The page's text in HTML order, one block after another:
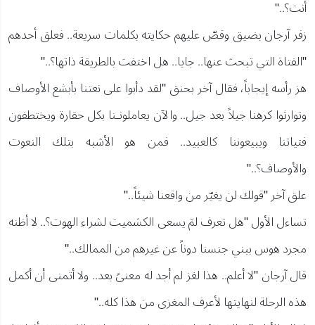
أنت؟.."
زفر آرجان بضيق وقصّ عليهم حكايته بكلمات سريعة.. فعلق أحدهم
"الفتاة التي تبحث عنها.. جايا.. هل اختفت بالطريقة ذاتها؟.."
هز رأسه إيجاباً، فقال آخر بحنق "لقد دأبوا على نعتنا بأبشع الأوصاف
وتوارثوا كرهنا جيلاً بعد جيل.. والآن يعاملونـنا بكل حقارة ويختطفون
فتياتنا ويبيعوننا كالعبيد.. فمن هو الأشبه بتلك النعوت
والأوصاف؟.."
علق آخر "قولك لن يغيّر من واقعنا شيئاً.."
تساءل الأول "هل تعرف لمَ يسعى الكشميت لشراء الهوت؟.. لا أظنه
مجرد هوس ببني جنسنا دوناً عن غيرهم من الممالك.."
قال آرجان "لا أعلم.. هذا لغز لم أجد له معنىً بعد.. ولا أتمنى أن أكمل
هذه الرحلة لنهايتها لأعرف المغزى من هذا كله.."